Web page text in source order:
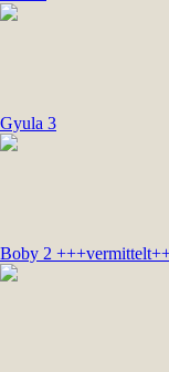
Gyula 3
Boby 2